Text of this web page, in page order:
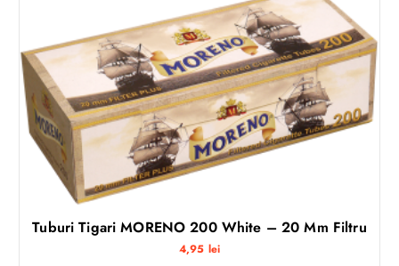
Tuburi Tigari MORENO 200 White – 20 Mm Filtru
4,95 lei